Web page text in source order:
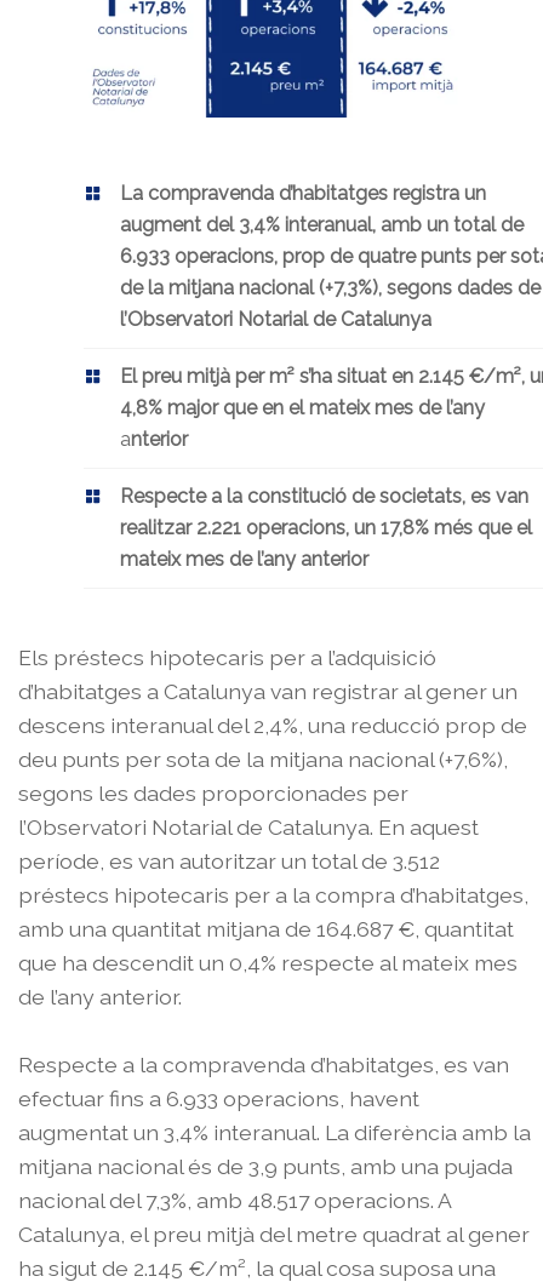
La compravenda d’habitatges registra un
augment del 3,4% interanual, amb un total de
6.933 operacions, prop de quatre punts per
de la mitjana nacional (+7,3%), segons dades de
l’Observatori Notarial de Catalunya
El preu mitjà per m² s’ha situat en 2.145 €/m²,
4,8% major que en el mateix mes de l’any
anterior
Respecte a la constitució de societats, es van
realitzar 2.221 operacions, un 17,8% més que el
mateix mes de l’any anterior
Els préstecs hipotecaris per a l’adquisició
d’habitatges a Catalunya van registrar al gener un
descens interanual del 2,4%, una reducció prop de
deu punts per sota de la mitjana nacional (+7,6%),
segons les dades proporcionades per
l’Observatori Notarial de Catalunya. En aquest
període, es van autoritzar un total de 3.512
préstecs hipotecaris per a la compra d’habitatges,
amb una quantitat mitjana de 164.687 €, quantitat
que ha descendit un 0,4% respecte al mateix mes
de l’any anterior.
Respecte a la compravenda d’habitatges, es van
efectuar fins a 6.933 operacions, havent
augmentat un 3,4% interanual. La diferència amb la
mitjana nacional és de 3,9 punts, amb una pujada
nacional del 7,3%, amb 48.517 operacions. A
Catalunya, el preu mitjà del metre quadrat al gener
ha sigut de 2.145 €/m², la qual cosa suposa una